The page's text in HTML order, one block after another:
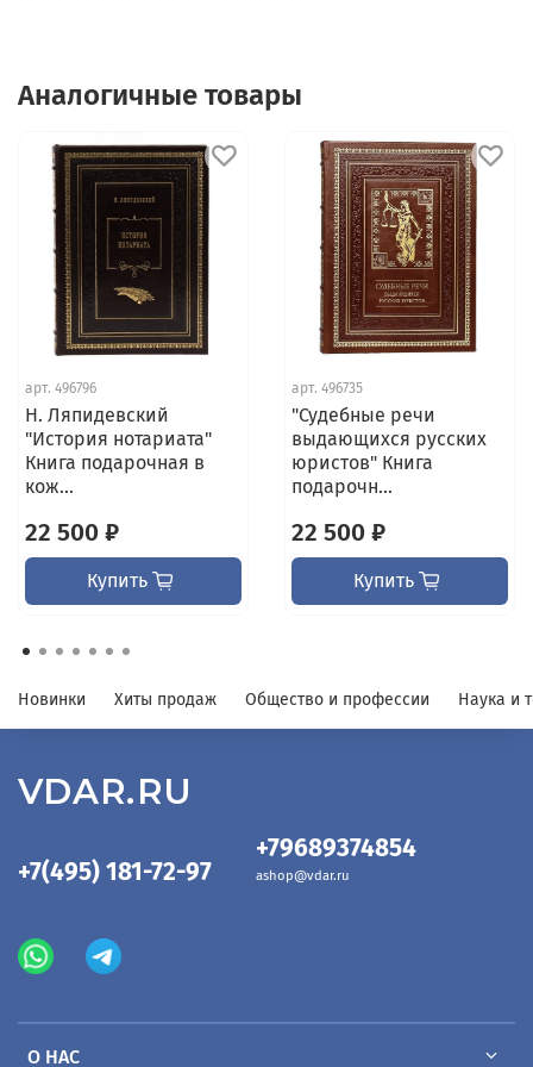
Аналогичные товары
арт. 496796
Н. Ляпидевский
"История нотариата"
Книга подарочная в
кож...
22 500 ₽
Купить
арт. 496735
"Судебные речи
выдающихся русских
юристов" Книга
подарочн...
22 500 ₽
Купить
Новинки Хиты продаж Общество и профессии Наука и
О НАС
+7(495) 181-72-97
+79689374854
ashop@vdar.ru
VDAR.RU